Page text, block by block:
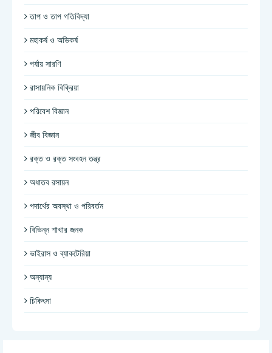
তাপ ও তাপ গতিবিদ্যা
মহাকর্ষ ও অভিকর্ষ
পর্যায় সারণি
রাসায়নিক বিক্রিয়া
পরিবেশ বিজ্ঞান
জীব বিজ্ঞান
রক্ত ও রক্ত সংবহন তন্ত্র
অধাতব রসায়ন
পদার্থের অবস্থা ও পরিবর্তন
বিভিন্ন শাখার জনক
ভাইরাস ও ব্যাকটেরিয়া
অন্যান্য
চিকিৎসা